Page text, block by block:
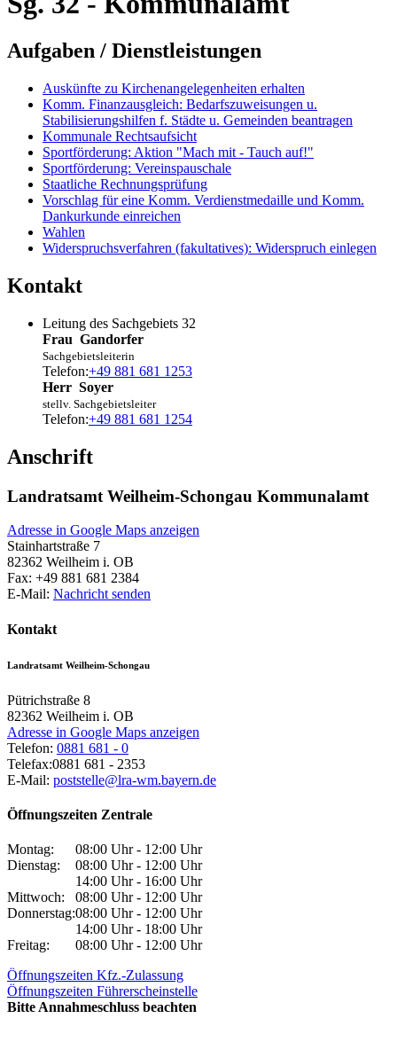
Aufgaben / Dienstleistungen
Auskünfte zu Kirchenangelegenheiten erhalten
Komm. Finanzausgleich: Bedarfszuweisungen u.
Stabilisierungshilfen f. Städte u. Gemeinden beantragen
Kommunale Rechtsaufsicht
Sportförderung: Aktion "Mach mit - Tauch auf!"
Sportförderung: Vereinspauschale
Staatliche Rechnungsprüfung
Vorschlag für eine Komm. Verdienstmedaille und Komm.
Dankurkunde einreichen
Wahlen
Widerspruchsverfahren (fakultatives): Widerspruch einlegen
Kontakt
Leitung des Sachgebiets 32
Frau Gandorfer
Sachgebietsleiterin
Telefon:+49 881 681 1253
Herr Soyer
stellv. Sachgebietsleiter
Telefon:+49 881 681 1254
Anschrift
Landratsamt Weilheim-Schongau Kommunalamt
Adresse in Google Maps anzeigen
Stainhartstraße 7
82362 Weilheim i. OB
Fax: +49 881 681 2384
E-Mail: Nachricht senden
Kontakt
Landratsamt Weilheim-Schongau
Pütrichstraße 8
82362 Weilheim i. OB
Adresse in Google Maps anzeigen
Telefon: 0881 681 - 0
Telefax:0881 681 - 2353
E-Mail: poststelle@lra-wm.bayern.de
Öffnungszeiten Zentrale
Montag:
08:00 Uhr - 12:00 Uhr
Dienstag:
08:00 Uhr - 12:00 Uhr
14:00 Uhr - 16:00 Uhr
Mittwoch:
08:00 Uhr - 12:00 Uhr
Donnerstag:08:00 Uhr - 12:00 Uhr
14:00 Uhr - 18:00 Uhr
Freitag:
08:00 Uhr - 12:00 Uhr
Öffnungszeiten Kfz.-Zulassung
Öffnungszeiten Führerscheinstelle
Bitte Annahmeschluss beachten